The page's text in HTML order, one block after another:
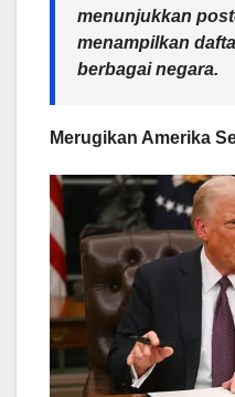
menunjukkan
menampilkan
berbagai negara.
Merugikan Amerika